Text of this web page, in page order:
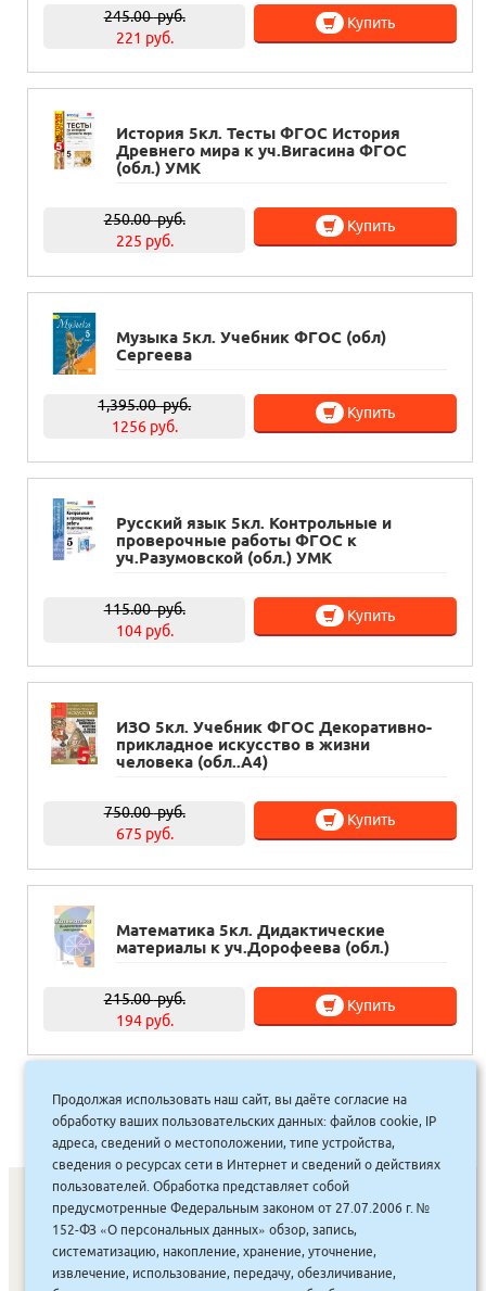
245.00руб.
221 руб.
Купить
История 5кл. Тесты ФГОС История
Древнего мира к уч.Вигасина ФГОС
(обл.) УМК
250.00руб.
225 руб.
Купить
Музыка 5кл. Учебник ФГОС (обл)
Сергеева
1,395.00руб.
1256 руб.
Купить
Русский язык 5кл. Контрольные и
проверочные работы ФГОС к
уч.Разумовской (обл.) УМК
115.00руб.
104 руб.
Купить
ИЗО 5кл. Учебник ФГОС Декоративно-
прикладное искусство в жизни
человека (обл..А4)
750.00руб.
675 руб.
Купить
Математика 5кл. Дидактические
материалы к уч.Дорофеева (обл.)
215.00руб.
194 руб.
Купить
1 2 3 4 »
АКЦИЯЛАР |ДИСКОНТНАЙ СИСТЕМА|ЮРИДИЧЕСКАЙ
Продолжая использовать наш сайт, вы даёте согласие на
обработку ваших пользовательских данных: файлов cookie, IP
адреса, сведений о местоположении, типе устройства,
сведения о ресурсах сети в Интернет и сведений о действиях
пользователей. Обработка представляет собой
предусмотренные Федеральным законом от 27.07.2006 г. №
152-ФЗ «О персональных данных» обзор, запись,
систематизацию, накопление, хранение, уточнение,
извлечение, использование, передачу, обезличивание,